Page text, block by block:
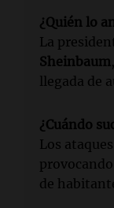
¿Quién lo
La
Sheinbaum
llegada de
¿Cuándo
Los
de